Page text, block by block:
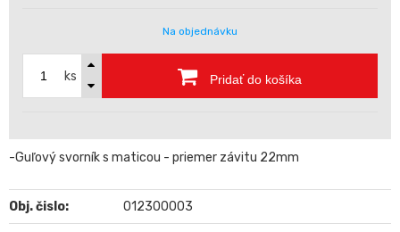
Na objednávku
ks Pridať do košíka
-Guľový svorník s maticou - priemer závitu 22mm
Obj. čislo: 012300003